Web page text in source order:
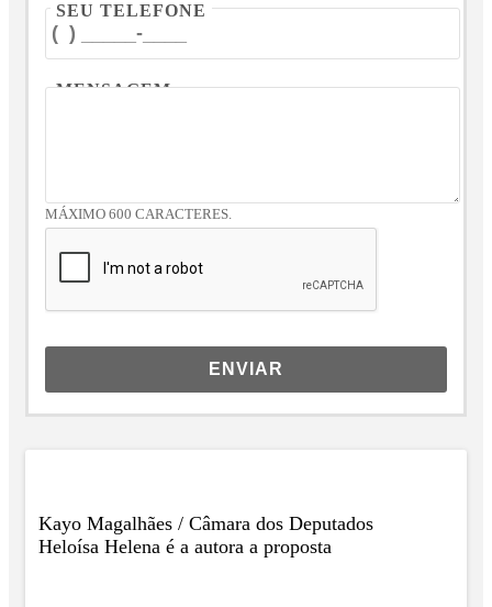
SEU TELEFONE
MENSAGEM
MÁXIMO 600 CARACTERES.
ENVIAR
Kayo Magalhães / Câmara dos Deputados
Heloísa Helena é a autora a proposta